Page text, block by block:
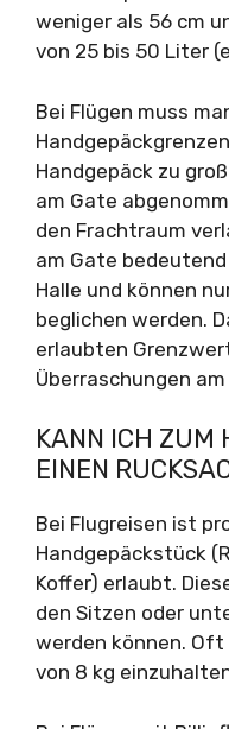
weniger als 56 cm
von 25 bis 50 Liter
Bei Flügen muss
Handgepäck zu
am Gate
den Frachtraum
am Gate
Halle und können
beglichen werden.
erlaubten
Überraschungen
KANN ICH ZUM
EINEN
Bei Flugreisen ist
Handgepäckstück
Koffer) erlaubt.
den Sitzen oder
werden können.
von 8 kg